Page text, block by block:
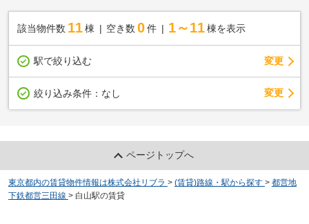
該当物件数 11棟 空き数 0 件 1～11 棟を表示
駅で絞り込む 変更
絞り込み条件： なし 変更
ページトップへ
東京都内の賃貸物件情報は株式会社リブラ > (賃貸)路線・駅から探す > 都営地
下鉄都営三田線 > 白山駅の賃貸